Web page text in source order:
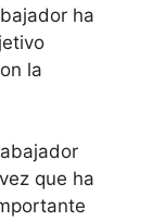
ha
la
que ha